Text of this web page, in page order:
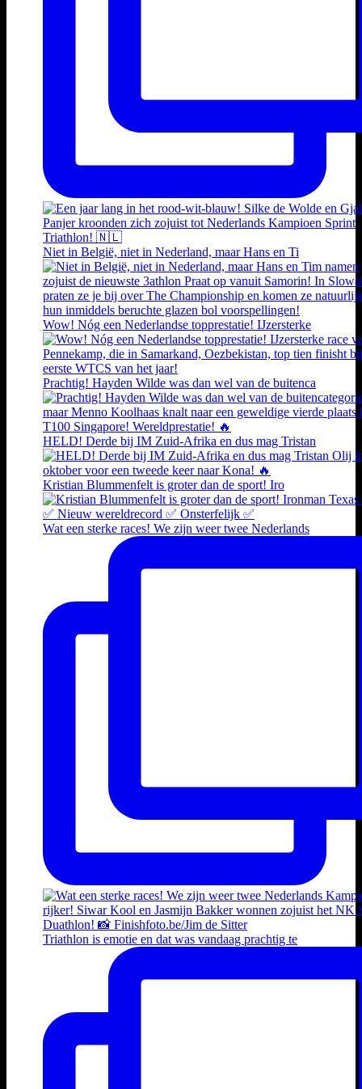
Niet in België, niet in Nederland, maar Hans en Ti
Wow! Nóg een Nederlandse topprestatie! IJzersterke
Prachtig! Hayden Wilde was dan wel van de buitenca
HELD! Derde bij IM Zuid-Afrika en dus mag Tristan
Kristian Blummenfelt is groter dan de sport! Iro
Wat een sterke races! We zijn weer twee Nederlands
Triathlon is emotie en dat was vandaag prachtig te